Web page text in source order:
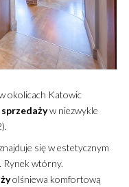
okolicach Katowic
w niezwykle
się w estetycznym
Rynek wtórny.
olśniewa komfortową